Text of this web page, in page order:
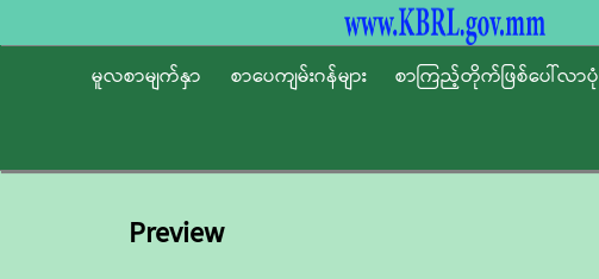
မူလစာမျက်နှာ စာပေကျမ်းဂန်များ စာကြည့်တိုက်ဖြစ်ပေါ်လာပုံ
Preview